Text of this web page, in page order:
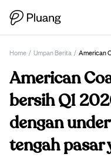
Home / Umpan Berita /
American
bersih Q1
dengan
tengah pasar